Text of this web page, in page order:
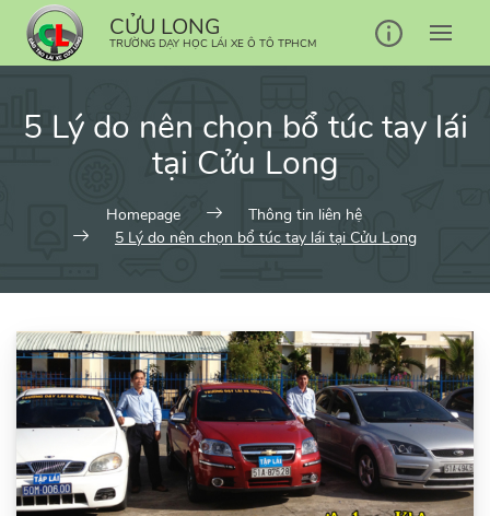
content
CỬU LONG
TRƯỜNG DẠY HỌC LÁI XE Ô TÔ TPHCM
5 Lý do nên chọn bổ túc tay lái
tại Cửu Long
Homepage
Thông tin liên hệ
5 Lý do nên chọn bổ túc tay lái tại Cửu Long